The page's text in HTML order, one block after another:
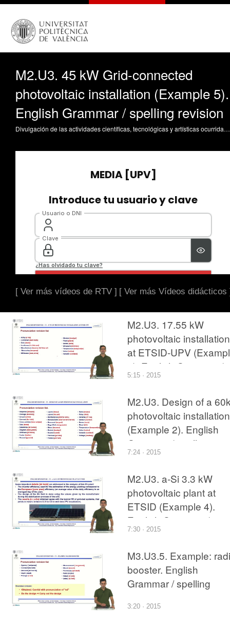
M2.U3. 45 kW Grid-connected
photovoltaic installation (Example 5).
English Grammar / spelling revision
Divulgación de las actividades científicas, tecnológicas y artísticas ocurridas en los tres campus de la UPV
[ Ver más vídeos de RTV ] [ Ver más Vídeos didácticos
M2.U3. 17.55 kW
photovoltaic installation
at ETSID-UPV
3). English Grammar /
spelling revision
5:15 · 2015
M2.U3. Design of a
photovoltaic installation
(Example 2). English
Grammar / spelling
revision
7:24 · 2015
M2.U3. a-Si 3.3 kW
photovoltaic plant at
ETSID (Example 4).
English Grammar /
spelling revision
7:30 · 2015
M3.U3.5. Example:
booster. English
Grammar / spelling
3:20 · 2015